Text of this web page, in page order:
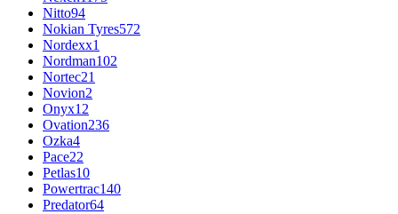
Nitto94
Nokian Tyres572
Nordexx1
Nordman102
Nortec21
Novion2
Onyx12
Ovation236
Ozka4
Pace22
Petlas10
Powertrac140
Predator64